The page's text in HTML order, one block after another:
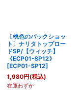
〔桃色のバックショッ
ト〕ナリタトップロー
ドSP/【ウィッチ】
《ECP01-SP12》
[ECP01-SP12]
1,980円(税込)
在庫わずか